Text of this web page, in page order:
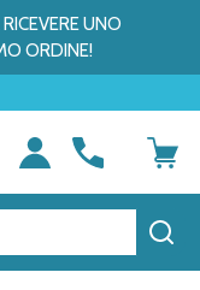
UNO
ORDINE!